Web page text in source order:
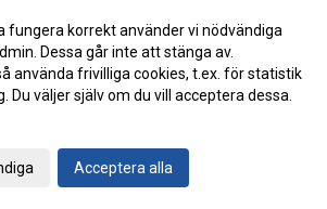
Athletics 2020 - Välkomna! 2019-11-15 08:39
- Vinterns tävlingsresa
OnePartnerGroup har tecknat
2019-11-09 09:18
ett läger för klubbens
Göteborg Friidrott.
fungera korrekt använder vi nödvändiga
Dessa går inte att stänga av.
använda frivilliga cookies, t.ex. för statistik
Du väljer själv om du vill acceptera dessa.
Acceptera alla